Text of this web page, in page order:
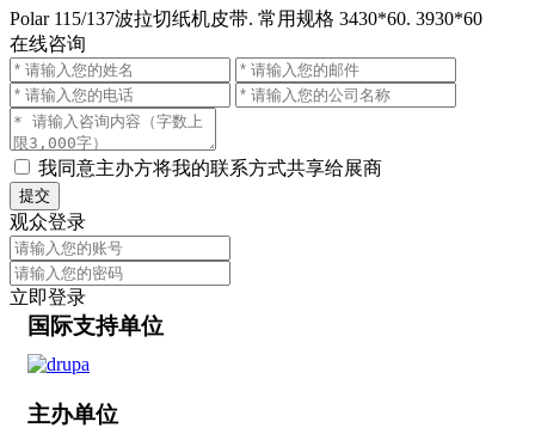
Polar 115/137波拉切纸机皮带. 常用规格 3430*60. 3930*60
在线咨询
我同意主办方将我的联系方式共享给展商
提交
观众登录
立即登录
国际支持单位
主办单位